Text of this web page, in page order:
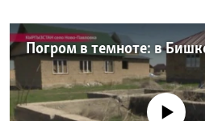
No media source